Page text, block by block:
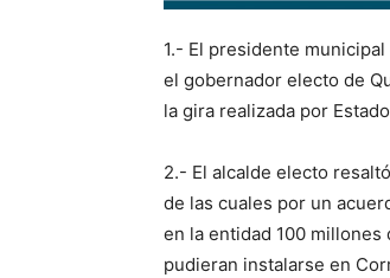
1.- El presidente
el gobernador electo de
la gira realizada por
2.- El alcalde electo
de las cuales por un
en la entidad 100
pudieran instalarse en